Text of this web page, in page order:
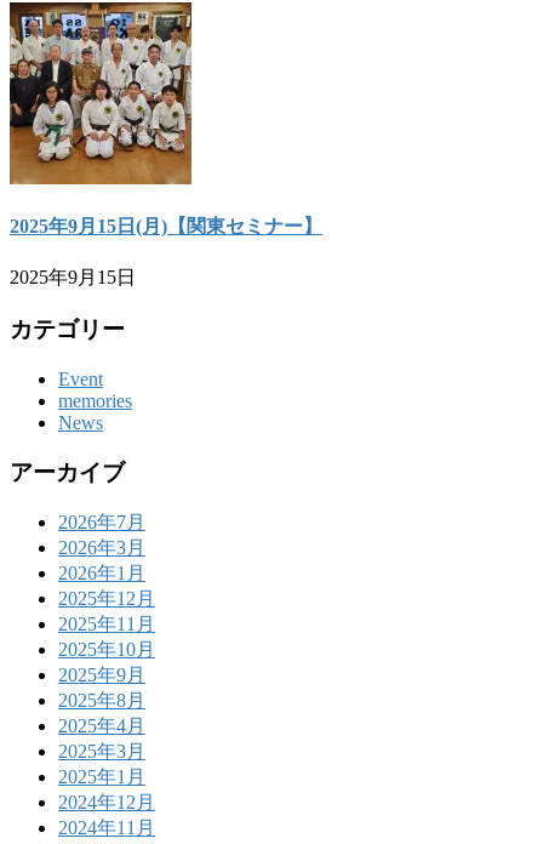
2025年9月15日(月)【関東セミナー】
2025年9月15日
カテゴリー
Event
memories
News
アーカイブ
2026年7月
2026年3月
2026年1月
2025年12月
2025年11月
2025年10月
2025年9月
2025年8月
2025年4月
2025年3月
2025年1月
2024年12月
2024年11月